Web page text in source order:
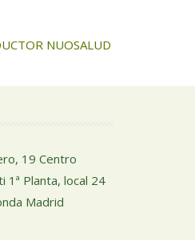
NUOSALUD
19 Centro
1ª Planta, local 24
Madrid